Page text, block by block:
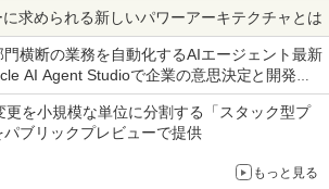
求められる新しいパワーアーキテクチャとは
門横断の業務を自動化するAIエージェント最新
AI Agent Studioで企業の意思決定と開発を
更を小規模な単位に分割する「スタック型プ
ブリックプレビューで提供
もっと見る